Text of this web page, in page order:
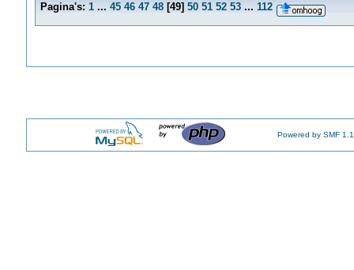
Pagina's: 1 ... 45 46 47 48[49] 50 51 52 53 ... 112
Powered by SMF